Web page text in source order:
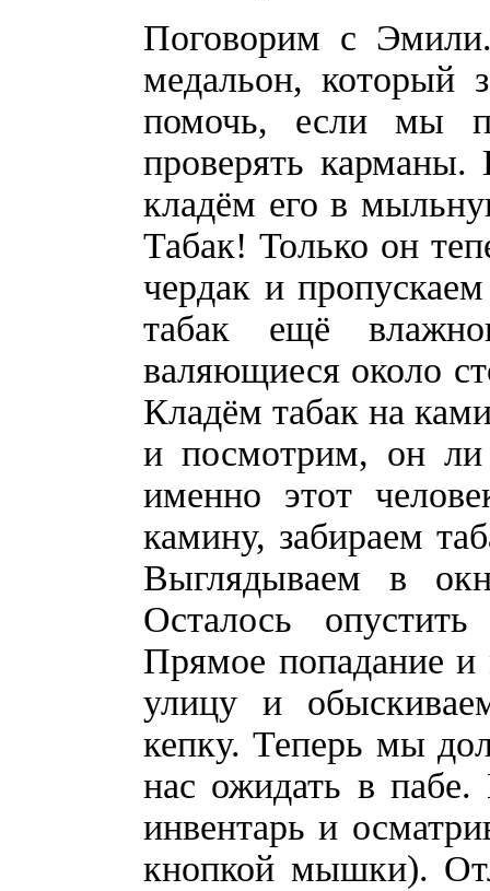
Поговорим с
медальон, который
помочь, если мы
проверять
кладём его в
Табак! Только он
чердак и
табак ещё
валяющиеся около
Кладём табак на
и посмотрим, он
именно этот
камину, забираем
Выглядываем в
Осталось
Прямое попадание
улицу и
кепку. Теперь мы
нас ожидать в
инвентарь и
кнопкой мышки).